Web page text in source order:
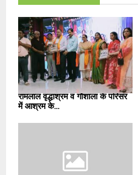
रामलाल वृद्धाश्रम व गौशाला के परिसर
में आश्रम के...